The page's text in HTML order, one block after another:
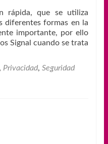
rápida, que se utiliza
diferentes formas en la
importante, por ello
Signal cuando se trata
, Privacidad, Seguridad